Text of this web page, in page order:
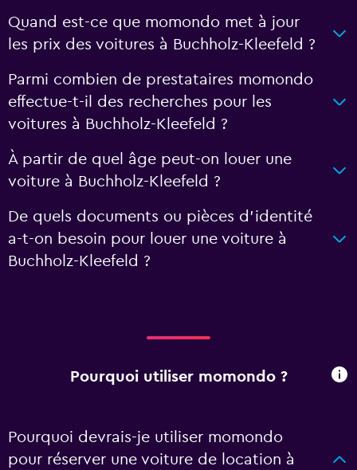
Quand est-ce que momondo met à jour
les prix des voitures à Buchholz-Kleefeld ?
Parmi combien de prestataires momondo
effectue-t-il des recherches pour les
voitures à Buchholz-Kleefeld ?
À partir de quel âge peut-on louer une
voiture à Buchholz-Kleefeld ?
De quels documents ou pièces d'identité
a-t-on besoin pour louer une voiture à
Buchholz-Kleefeld ?
Pourquoi utiliser momondo ?
Pourquoi devrais-je utiliser momondo
pour réserver une voiture de location à